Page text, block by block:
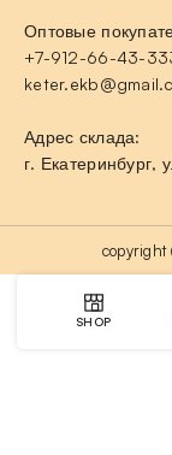
Оптовые
+7-912-66-43-
Адрес склада:
г. Екатеринбург,
SHOP